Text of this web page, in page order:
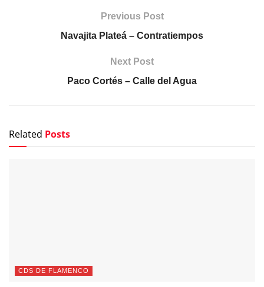
Previous Post
Navajita Plateá – Contratiempos
Next Post
Paco Cortés – Calle del Agua
Related Posts
CDS DE FLAMENCO